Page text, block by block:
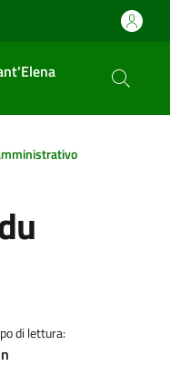
di lettura: